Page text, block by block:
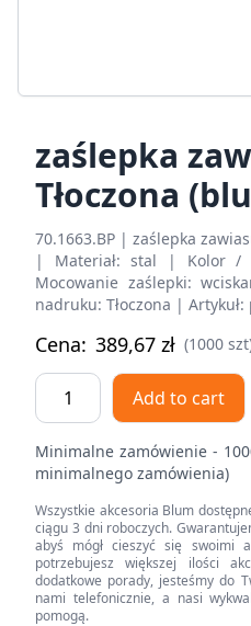
zaślepka
Tłoczona
70.1663.BP | zaślepka
| Materiał: stal | Kolor /
Mocowanie zaślepki:
nadruku: Tłoczona | Artykuł:
Cena: 389,67 zł (1000
zaślepka
zawiasu,
(blum),
quantity
Add to cart
Minimalne zamówienie -
minimalnego zamówienia)
Wszystkie akcesoria Blum
ciągu 3 dni roboczych.
abyś mógł cieszyć się swoimi
potrzebujesz większej ilości
dodatkowe porady, jesteśmy do
nami telefonicznie, a nasi
pomogą.